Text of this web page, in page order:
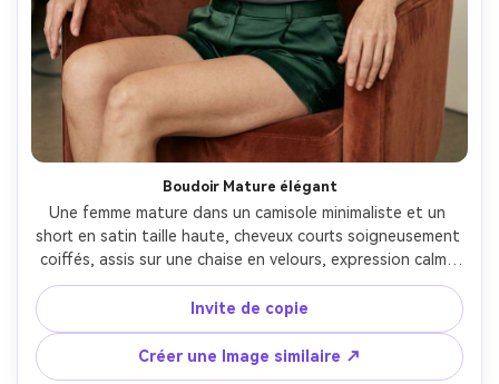
Boudoir Mature élégant
Une femme mature dans un camisole minimaliste et un
short en satin taille haute, cheveux courts soigneusement
coiffés, assis sur une chaise en velours, expression calme
et confiante, stroboscope studio rebondi d'un grand
parapluie pour un contraste doux, Leica SL2-S, 90mm,
cadre vertical demi-corps, classement des couleurs raffiné,
texture photoréaliste de la peau avec des lignes
naturelles préservées, haute résolution, yeux tranchants,
Invite de copie
Créer une Image similaire ↗